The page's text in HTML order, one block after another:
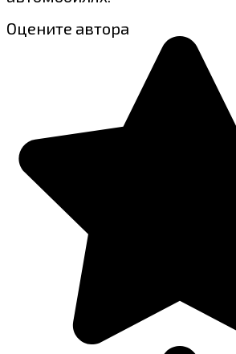
Оцените автора